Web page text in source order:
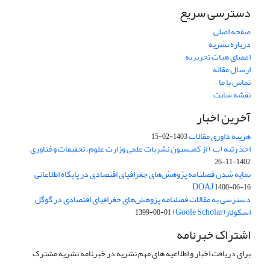
دسترسی سریع
صفحه اصلی
درباره نشریه
اعضای هیات تحریریه
ارسال مقاله
تماس با ما
نقشه سایت
آخرین اخبار
هزینه داوری مقالات1403-02-15
اخذ رتبه (ب ) از کمیسیون نشریات علمی وزارت علوم، تحقیقات و فناوری
1402-11-26
نمایه شدن فصلنامه پژوهش‌های جغرافیای اقتصادی در پایگاه اطلاعاتی
DOAJ1400-06-16
دسترسی به مقالات فصلنامه پژوهش‌های جغرافیای اقتصادی در گوگل
اسکولار(Goole Scholar) 1399-08-01
اشتراک خبرنامه
برای دریافت اخبار و اطلاعیه های مهم نشریه در خبرنامه نشریه مشترک